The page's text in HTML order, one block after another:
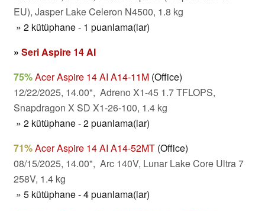
EU), Jasper Lake Celeron N4500, 1.8 kg
» 2 kütüphane - 1 puanlama(lar)
» Seri Aspire 14 AI
75%Acer Aspire 14 AI A14-11M (Office)
12/22/2025, 14.00", Adreno X1-45 1.7 TFLOPS,
Snapdragon X SD X1-26-100, 1.4 kg
» 2 kütüphane - 2 puanlama(lar)
71%Acer Aspire 14 AI A14-52MT (Office)
08/15/2025, 14.00", Arc 140V, Lunar Lake Core Ultra 7
258V, 1.4 kg
» 5 kütüphane - 4 puanlama(lar)